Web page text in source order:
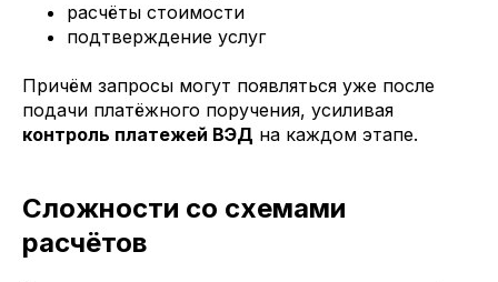
расчёты стоимости
подтверждение услуг
Причём запросы могут появляться уже после
подачи платёжного поручения, усиливая
контроль платежей ВЭД на каждом этапе.
Сложности со схемами
расчётов